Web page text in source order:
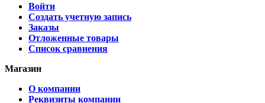
Войти
Создать учетную запись
Заказы
Отложенные товары
Список сравнения
Магазин
О компании
Реквизиты компании